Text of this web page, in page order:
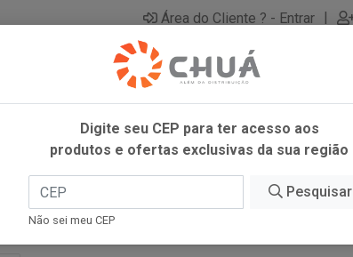
Área do Cliente ? - Entrar |
Digite seu CEP para ter acesso aos
produtos e ofertas exclusivas da sua região
Pesquisar
Não sei meu CEP